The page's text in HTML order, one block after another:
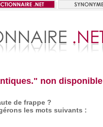
non disponible
de frappe ?
les mots suivants :